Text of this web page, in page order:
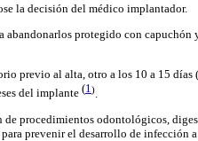
la decisión del médico implantador.
abandonarlos protegido con capuchón
previo al alta, otro a los 10 a 15 días
del implante (1)
procedimientos odontológicos,
prevenir el desarrollo de infección